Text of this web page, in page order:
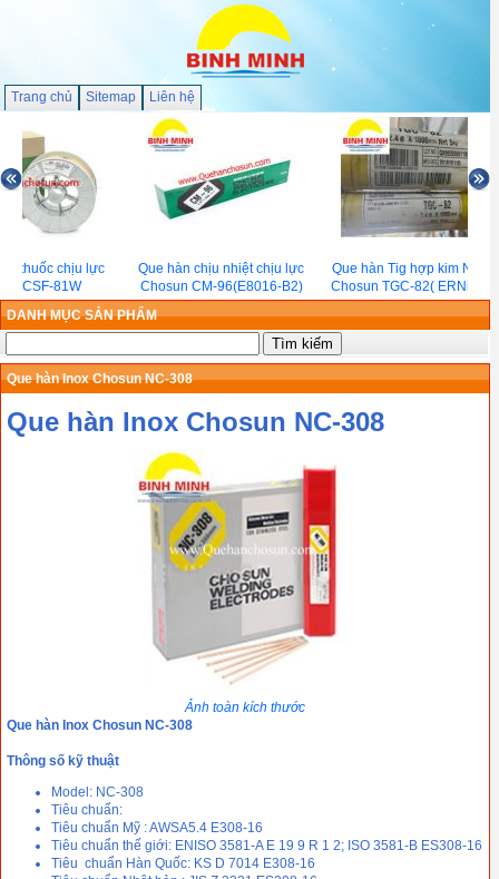
Trang chủ Sitemap Liên hệ
thuốc chịu lực
CSF-81W
Que hàn chịu nhiệt chịu lực
Chosun CM-96(E8016-B2)
Que hàn Tig hợp kim Nickel
Chosun TGC-82( ERNiCr-3)
DANH MỤC SẢN PHẨM
Que hàn Inox Chosun NC-308
Que hàn Inox Chosun NC-308
Ảnh toàn kích thước
Que hàn Inox Chosun NC-308
Thông số kỹ thuật
Model: NC-308
Tiêu chuẩn:
Tiêu chuẩn Mỹ : AWSA5.4 E308-16
Tiêu chuẩn thế giới: ENISO 3581-A E 19 9 R 1 2; ISO 3581-B ES308-16
Tiêu chuẩn Hàn Quốc: KS D 7014 E308-16